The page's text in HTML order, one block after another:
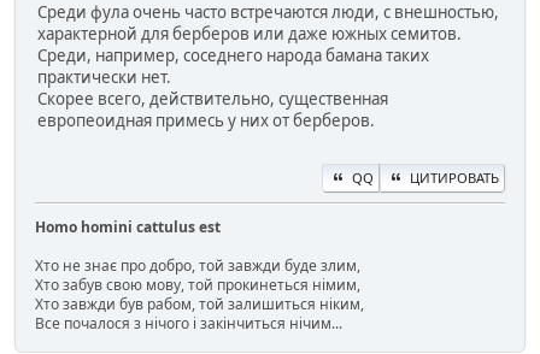
Среди фула очень часто встречаются люди, с внешностью,
характерной для берберов или даже южных семитов.
Среди, например, соседнего народа бамана таких
практически нет.
Скорее всего, действительно, существенная
европеоидная примесь у них от берберов.
QQ ЦИТИРОВАТЬ
Homo homini cattulus est
Хто не знає про добро, той завжди буде злим,
Хто забув свою мову, той прокинеться німим,
Хто завжди був рабом, той залишиться ніким,
Все почалося з нічого і закінчиться нічим...